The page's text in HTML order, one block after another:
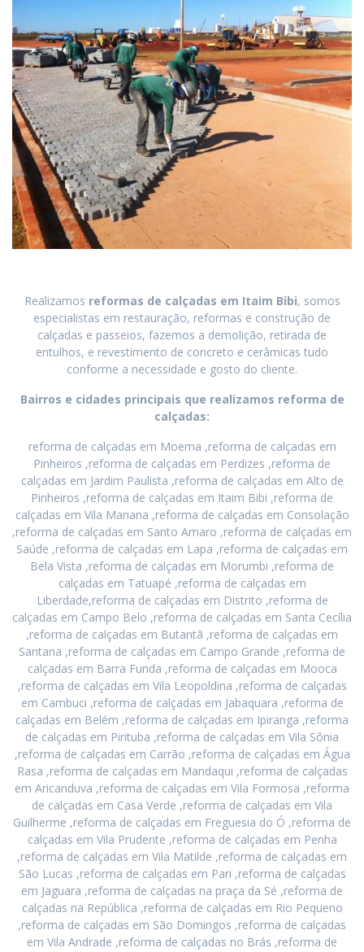
Realizamos reformas de calçadas em Itaim Bibi, somos
especialistas em restauração, reformas e construção de
calçadas e passeios, fazemos a demolição, retirada de
entulhos, e revestimento de concreto e cerâmicas tudo
conforme a necessidade e gosto do cliente.
Bairros e cidades principais que realizamos reforma de
calçadas:
reforma de calçadas em Moema ,reforma de calçadas em
Pinheiros ,reforma de calçadas em Perdizes ,reforma de
calçadas em Jardim Paulista ,reforma de calçadas em Alto de
Pinheiros ,reforma de calçadas em Itaim Bibi ,reforma de
calçadas em Vila Mariana ,reforma de calçadas em Consolação
,reforma de calçadas em Santo Amaro ,reforma de calçadas em
Saúde ,reforma de calçadas em Lapa ,reforma de calçadas em
Bela Vista ,reforma de calçadas em Morumbi ,reforma de
calçadas em Tatuapé ,reforma de calçadas em
Liberdade,reforma de calçadas em Distrito ,reforma de
calçadas em Campo Belo ,reforma de calçadas em Santa Cecília
,reforma de calçadas em Butantã ,reforma de calçadas em
Santana ,reforma de calçadas em Campo Grande ,reforma de
calçadas em Barra Funda ,reforma de calçadas em Mooca
,reforma de calçadas em Vila Leopoldina ,reforma de calçadas
em Cambuci ,reforma de calçadas em Jabaquara ,reforma de
calçadas em Belém ,reforma de calçadas em Ipiranga ,reforma
de calçadas em Pirituba ,reforma de calçadas em Vila Sônia
,reforma de calçadas em Carrão ,reforma de calçadas em Água
Rasa ,reforma de calçadas em Mandaqui ,reforma de calçadas
em Aricanduva ,reforma de calçadas em Vila Formosa ,reforma
de calçadas em Casa Verde ,reforma de calçadas em Vila
Guilherme ,reforma de calçadas em Freguesia do Ó ,reforma de
calçadas em Vila Prudente ,reforma de calçadas em Penha
,reforma de calçadas em Vila Matilde ,reforma de calçadas em
São Lucas ,reforma de calçadas em Pari ,reforma de calçadas
em Jaguara ,reforma de calçadas na praça da Sé ,reforma de
calçadas na República ,reforma de calçadas em Rio Pequeno
,reforma de calçadas em São Domingos ,reforma de calçadas
em Vila Andrade ,reforma de calçadas no Brás ,reforma de